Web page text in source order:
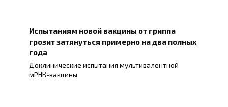
Испытаниям новой вакцины от гриппа
грозит затянуться примерно на два полных
года
Доклинические испытания мультивалентной
мРНК-вакцины